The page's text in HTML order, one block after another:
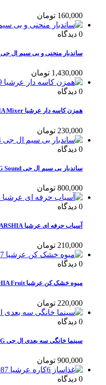
160,000 تومان
0 دیدگاه
ساندبار منحنی و بی سیم ال جی LG...
1,430,000 تومان
0 دیدگاه
همزن کاسه دار عرشیا ARSHIA Mixer...
230,000 تومان
0 دیدگاه
ساندبار بی سیم ال جی LG Sound...
800,000 تومان
0 دیدگاه
آسیاب حرفه ای عرشیا ARSHIA...
210,000 تومان
0 دیدگاه
میوه خشک کن عرشیا ARSHIA Fruit...
220,000 تومان
0 دیدگاه
سینما خانگی سه بعدی ال جی LG...
900,000 تومان
0 دیدگاه